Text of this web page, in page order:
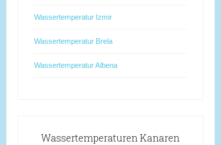
Wassertemperatur Izmir
Wassertemperatur Brela
Wassertemperatur Albena
Wassertemperaturen Kanaren